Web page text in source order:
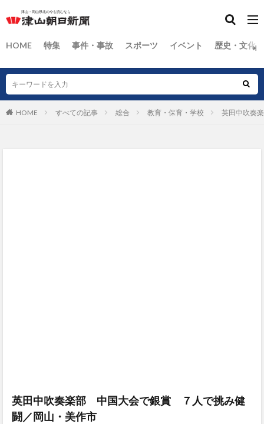
HOME 特集 事件・事故 スポーツ イベント 歴史・文化
HOME すべての記事 総合 教育・保育・学校 英田中吹奏
英田中吹奏楽部 中国大会で銀賞 ７人で挑み健
闘／岡山・美作市